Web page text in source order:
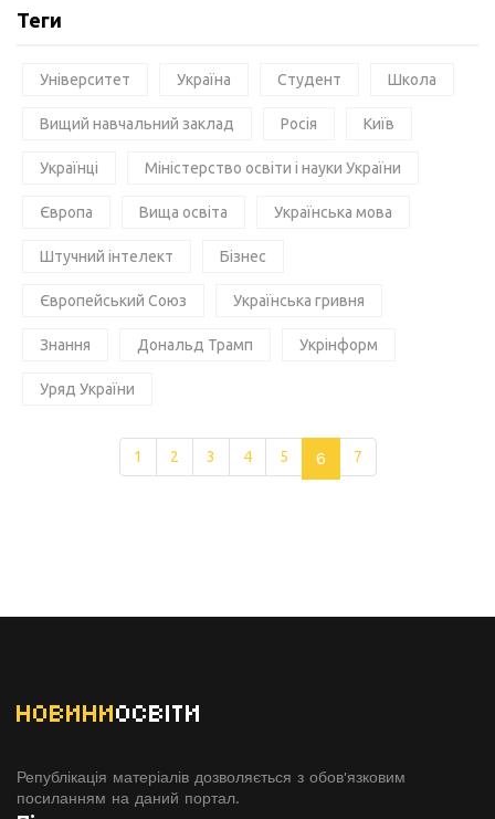
Теги
Університет Україна Студент Школа
Вищий навчальний заклад Росія Київ
Українці Міністерство освіти і науки України
Європа Вища освіта Українська мова
Штучний інтелект Бізнес
Європейський Союз Українська гривня
Знання Дональд Трамп Укрінформ
Уряд України
1 2 3 4 5 6 7
НОВИНИОСВІТИ
Републікація матеріалів дозволяється з обов'язковим
посиланням на даний портал.